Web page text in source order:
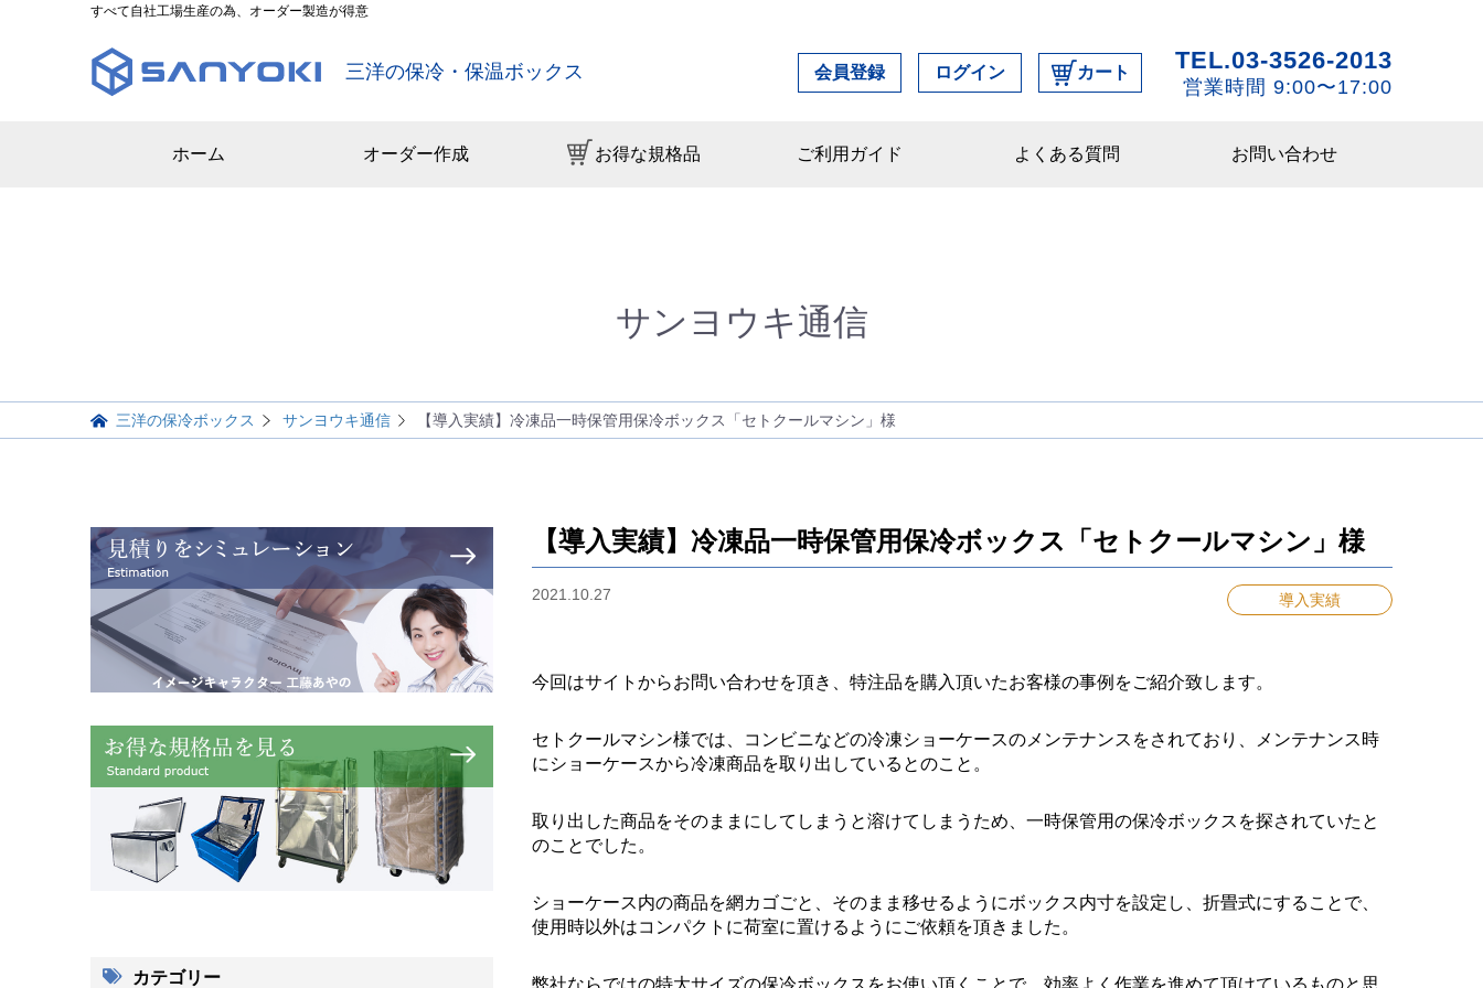
すべて自社工場生産の為、オーダー製造が得意
三洋の保冷・保温ボックス 会員登録 ログイン カート TEL.03-3526-2013
営業時間 9:00〜17:00
ホーム オーダー作成 お得な規格品 ご利用ガイド よくある質問 お問い合わせ
サンヨウキ通信
三洋の保冷ボックス サンヨウキ通信 【導入実績】冷凍品一時保管用保冷ボックス「セトクールマシン」様
【導入実績】冷凍品一時保管用保冷ボックス「セトクールマシン」様
2021.10.27 導入実績
今回はサイトからお問い合わせを頂き、特注品を購入頂いたお客様の事例をご紹介致します。
セトクールマシン様では、コンビニなどの冷凍ショーケースのメンテナンスをされており、メンテナンス時
にショーケースから冷凍商品を取り出しているとのこと。
取り出した商品をそのままにしてしまうと溶けてしまうため、一時保管用の保冷ボックスを探されていたと
のことでした。
ショーケース内の商品を網カゴごと、そのまま移せるようにボックス内寸を設定し、折畳式にすることで、
使用時以外はコンパクトに荷室に置けるようにご依頼を頂きました。
弊社ならではの特大サイズの保冷ボックスをお使い頂くことで、効率よく作業を進めて頂けているものと思
カテゴリー